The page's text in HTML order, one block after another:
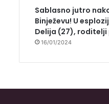
Sablasno jutro
Binježevu! U
Delija (27),
16/01/2024